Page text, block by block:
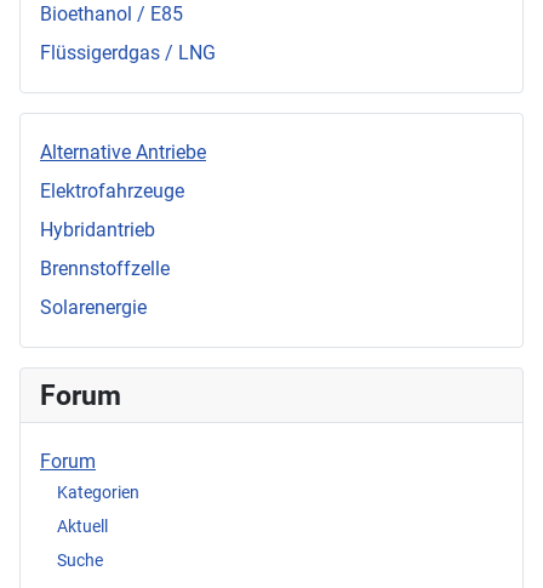
Bioethanol / E85
Flüssigerdgas / LNG
Alternative Antriebe
Elektrofahrzeuge
Hybridantrieb
Brennstoffzelle
Solarenergie
Forum
Forum
Kategorien
Aktuell
Suche